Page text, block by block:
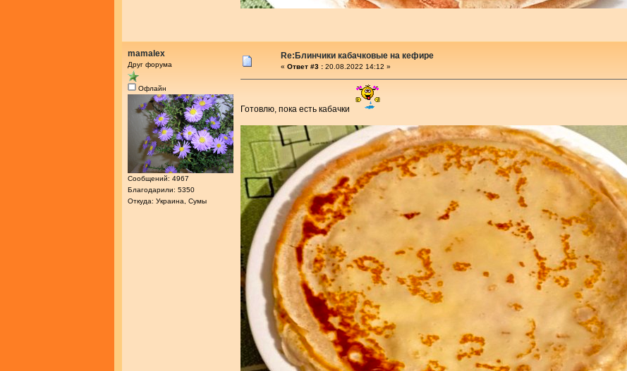
mamalex
Друг форума
Офлайн
Сообщений: 4967
Благодарили: 5350
Откуда: Украина, Сумы
Re:Блинчики кабачковые на кефире
« Ответ #3 : 20.08.2022 14:12 »
Готовлю, пока есть кабачки